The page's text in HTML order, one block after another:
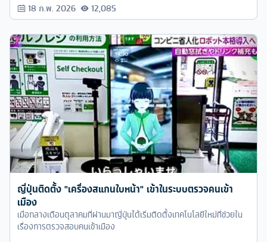
18 ก.พ. 2026 12,085
ญี่ปุ่นติดตั้ง "เครื่องสแกนใบหน้า" เข้าในระบบตรวจคนเข้า
เมือง
เมื่อกลางเดือนตุลาคมที่ผ่านมาญี่ปุ่นได้เริ่มติดตั้งเทคโนโลยีใหม่ที่ช่วยใน
เรื่องการตรวจสอบคนเข้าเมือง